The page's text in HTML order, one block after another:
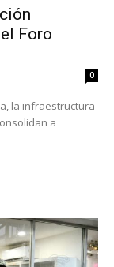
Foro
0
la infraestructura
a